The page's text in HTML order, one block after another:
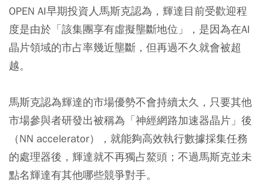
OPEN AI早期投資人馬斯克認為，輝達目前受歡迎程
度是由於「該集團享有虛擬壟斷地位」，是因為在AI
晶片領域的市占率幾近壟斷，但再過不久就會被超
越。
馬斯克認為輝達的市場優勢不會持續太久，只要其他
市場參與者研發出被稱為「神經網路加速器晶片」後
（NN accelerator），就能夠高效執行數據採集任務
的處理器後，輝達就不再獨占鰲頭；不過馬斯克並未
點名輝達有其他哪些競爭對手。